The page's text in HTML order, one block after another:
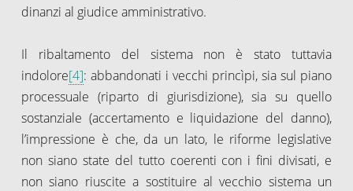
dinanzi al giudice amministrativo.
Il ribaltamento del sistema non è stato tuttavia
indolore[4]: abbandonati i vecchi princìpi, sia sul piano
processuale (riparto di giurisdizione), sia su quello
sostanziale (accertamento e liquidazione del danno),
l’impressione è che, da un lato, le riforme legislative
non siano state del tutto coerenti con i fini divisati, e
non siano riuscite a sostituire al vecchio sistema un